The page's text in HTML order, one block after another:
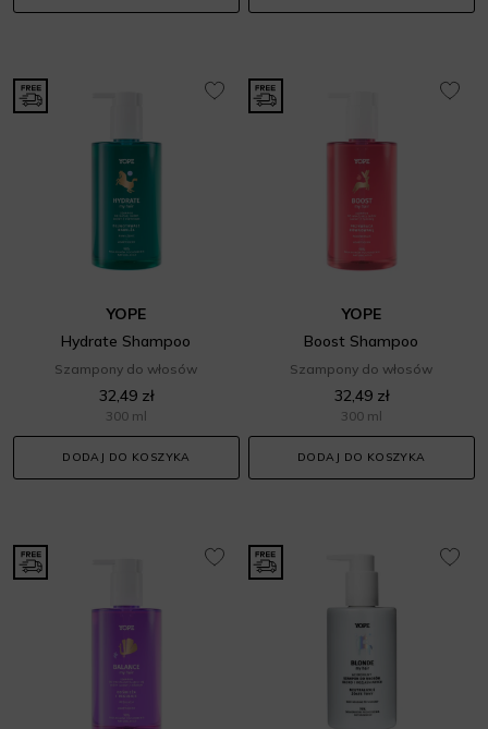
YOPE
Hydrate Shampoo
Szampony do włosów
32,49 zł
300 ml
DODAJ DO KOSZYKA
YOPE
Boost Shampoo
Szampony do włosów
32,49 zł
300 ml
DODAJ DO KOSZYKA